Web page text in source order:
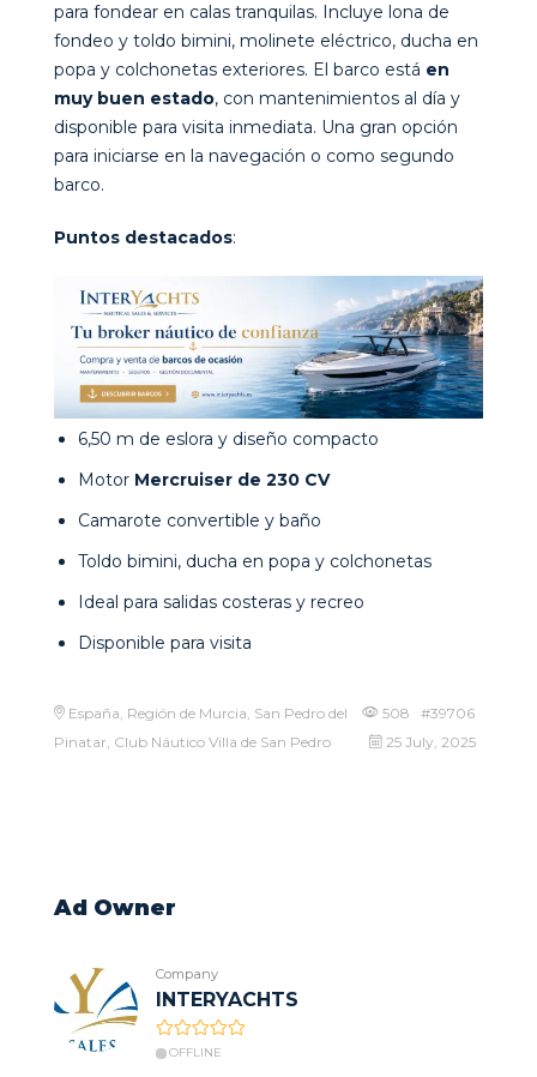
para fondear en calas tranquilas. Incluye lona de
fondeo y toldo bimini, molinete eléctrico, ducha en
popa y colchonetas exteriores. El barco está en
muy buen estado, con mantenimientos al día y
disponible para visita inmediata. Una gran opción
para iniciarse en la navegación o como segundo
barco.
Puntos destacados:
6,50 m de eslora y diseño compacto
Motor Mercruiser de 230 CV
Camarote convertible y baño
Toldo bimini, ducha en popa y colchonetas
Ideal para salidas costeras y recreo
Disponible para visita
España, Región de Murcia, San Pedro del
Pinatar, Club Náutico Villa de San Pedro
508 #39706
25 July, 2025
Ad Owner
Company
INTERYACHTS
OFFLINE